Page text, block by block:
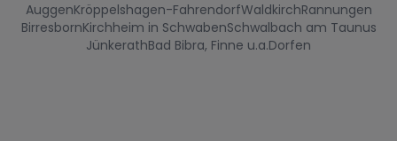
AuggenKröppelshagen-FahrendorfWaldkirchRannungen
BirresbornKirchheim in SchwabenSchwalbach am Taunus
JünkerathBad Bibra, Finne u.a.Dorfen